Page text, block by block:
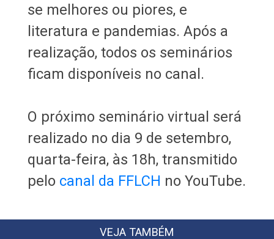
se melhores ou piores, e
literatura e pandemias. Após a
realização, todos os seminários
ficam disponíveis no canal.
O próximo seminário virtual será
realizado no dia 9 de setembro,
quarta-feira, às 18h, transmitido
pelo canal da FFLCH no YouTube.
VEJA TAMBÉM